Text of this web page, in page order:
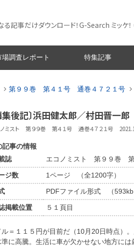
る記事だけダウンロード！G-Search ミッケ！
場調査レポート 特集記事
第９９巻 第４１号 通巻４７２１号
集後記〕浜田健太郎／村田晋一郎
ミスト 第９９巻 第４１号 通巻４７２１号
記事の情報
誌
エコノミスト 第９９巻 第
ジ数 1ページ （全1200字）
PDFファイル形式 （593kb
掲載位置 ５１頁目
１１５円が目前だ（10月20日時点）。
に高騰。生活に車が欠かせない地方に